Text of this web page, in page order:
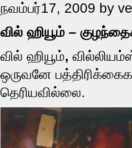
நவம்பர்17, 2009 by
வில் ஹியூம் –
வில் ஹியூம்,
ஒருவனே
தெரியவில்லை.